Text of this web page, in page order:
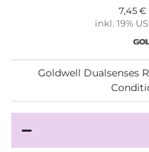
7,45 €
inkl. 19%
Goldwell Dualsenses